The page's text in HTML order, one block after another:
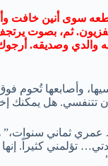
سوى أنين خافت
ثم، بصوت
والدي وصديقه.
وأصابعها تُحوم
تتنفسي. هل يمكنك
عمري ثماني سنوات،”
تؤلمني كثيراً.